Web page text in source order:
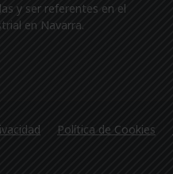
y ser referentes en el
en Navarra.
Política de Cookies